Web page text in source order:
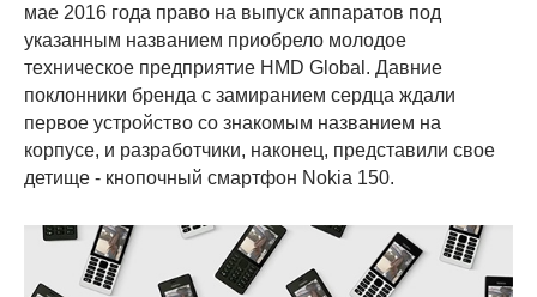
мае 2016 года право на выпуск аппаратов под
указанным названием приобрело молодое
техническое предприятие HMD Global. Давние
поклонники бренда с замиранием сердца ждали
первое устройство со знакомым названием на
корпусе, и разработчики, наконец, представили свое
детище - кнопочный смартфон Nokia 150.